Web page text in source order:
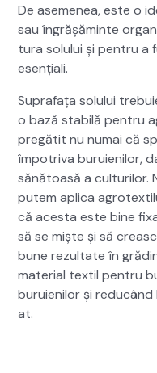
De aseme­nea, este o
sau îngrășăminte
tura solu­lui și pen­tru a
esențiali.
Suprafața solu­lui
o bază sta­bilă pen­tru
pregătit nu numai că
împotri­va buruie­nilor,
sănă­toasă a cul­turilor.
putem apli­ca
că aces­ta este bine
să se miște și să
bune rezul­tate în
mate­r­i­al tex­til pen­tru
buruie­nilor și reducând
at.